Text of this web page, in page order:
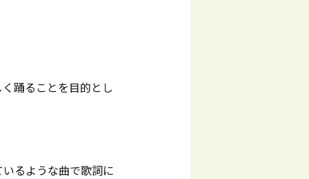
踊ることを目的とし
るような曲で歌詞に